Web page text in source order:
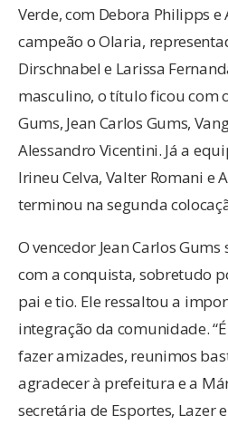
Verde, com Debora Philipps e
campeão o Olaria,
Dirschnabel e Larissa
masculino, o título ficou com
Gums, Jean Carlos Gums,
Alessandro Vicentini. Já a
Irineu Celva, Valter Romani e
terminou na segunda
O vencedor Jean Carlos
com a conquista, sobretudo
pai e tio. Ele ressaltou a
integração da comunidade.
fazer amizades, reunimos
agradecer à prefeitura e a
secretária de Esportes, Lazer